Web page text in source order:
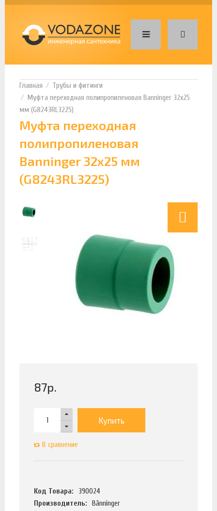
Трубы и фитинги
Муфта переходная полипропиленовая Banninger 32х25
мм (G8243RL3225)
Муфта переходная
полипропиленовая
Banninger 32х25 мм
(G8243RL3225)
87р.
Купить
В сравнение
Код Товара:
390024
Производитель:
Bänninger